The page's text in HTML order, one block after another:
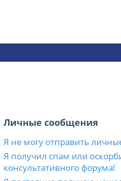
Личные сообщения
Я не могу отправить
Я получил спам или
консультативного форума!